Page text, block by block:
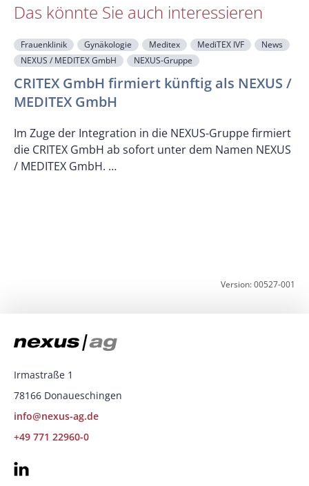
Das könnte Sie auch interessieren
Frauenklinik Gynäkologie Meditex MediTEX IVF
News
NEXUS / MEDITEX GmbH
NEXUS-Gruppe
CRITEX GmbH firmiert künftig als NEXUS /
MEDITEX GmbH
Im Zuge der Integration in die NEXUS-Gruppe firmiert
die CRITEX GmbH ab sofort unter dem Namen NEXUS
/ MEDITEX GmbH. …
Version: 00527-001
Irmastraße 1
78166 Donaueschingen
info@nexus-ag.de
+49 771 22960-0